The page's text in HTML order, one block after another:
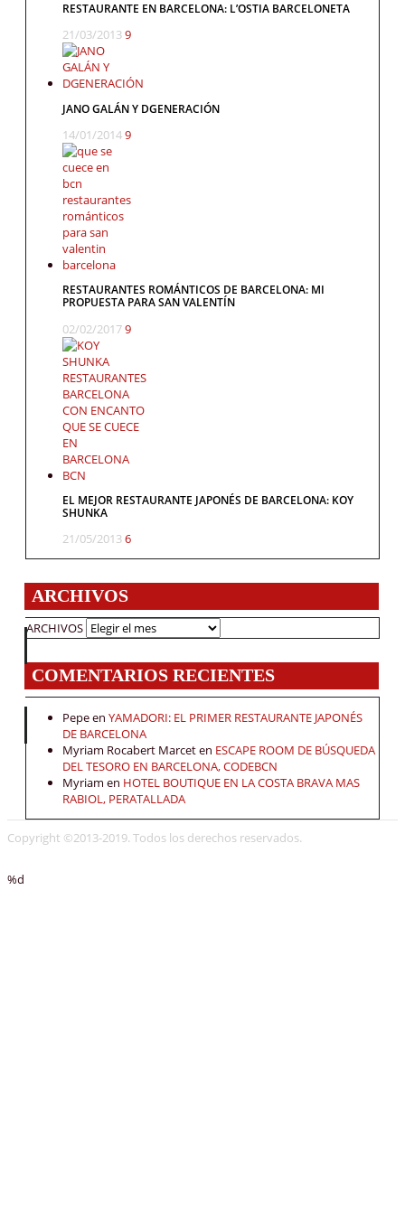
RESTAURANTE EN BARCELONA: L’OSTIA BARCELONETA
21/03/20139
JANO GALÁN Y DGENERACIÓN
14/01/20149
RESTAURANTES ROMÁNTICOS DE BARCELONA: MI
PROPUESTA PARA SAN VALENTÍN
02/02/20179
EL MEJOR RESTAURANTE JAPONÉS DE BARCELONA: KOY
SHUNKA
21/05/20136
ARCHIVOS
ARCHIVOS
COMENTARIOS RECIENTES
Pepeen YAMADORI: EL PRIMER RESTAURANTE JAPONÉS
DE BARCELONA
Myriam Rocabert Marceten ESCAPE ROOM DE BÚSQUEDA
DEL TESORO EN BARCELONA, CODEBCN
Myriam en HOTEL BOUTIQUE EN LA COSTA BRAVA MAS
RABIOL, PERATALLADA
Copyright ©2013-2019. Todos los derechos reservados.
%d